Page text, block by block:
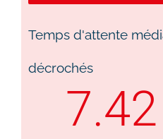
Temps d'attente
décrochés
7.42